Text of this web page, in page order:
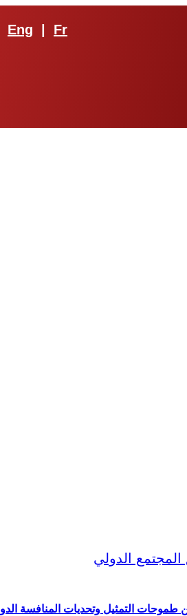
Eng Fr
طموحات التمثيل وتحديات المنافسة